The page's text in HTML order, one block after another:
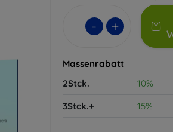
- +
Massenrabatt
2Stck.
10%
3Stck.+
15%